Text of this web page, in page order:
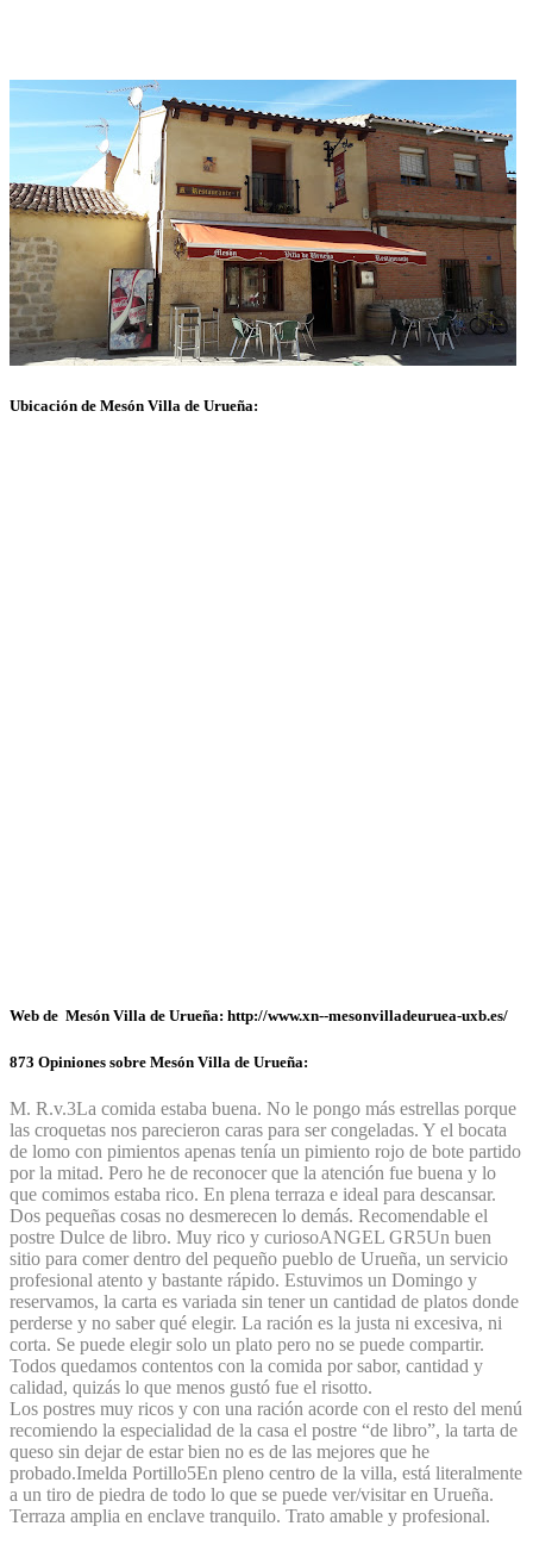
Ubicación de Mesón Villa de Urueña:
Web de Mesón Villa de Urueña: http://www.xn--mesonvilladeuruea-uxb.es/
873 Opiniones sobre Mesón Villa de Urueña:
M. R.v.3La comida estaba buena. No le pongo más estrellas porque
las croquetas nos parecieron caras para ser congeladas. Y el bocata
de lomo con pimientos apenas tenía un pimiento rojo de bote partido
por la mitad. Pero he de reconocer que la atención fue buena y lo
que comimos estaba rico. En plena terraza e ideal para descansar.
Dos pequeñas cosas no desmerecen lo demás. Recomendable el
postre Dulce de libro. Muy rico y curiosoANGEL GR5Un buen
sitio para comer dentro del pequeño pueblo de Urueña, un servicio
profesional atento y bastante rápido. Estuvimos un Domingo y
reservamos, la carta es variada sin tener un cantidad de platos donde
perderse y no saber qué elegir. La ración es la justa ni excesiva, ni
corta. Se puede elegir solo un plato pero no se puede compartir.
Todos quedamos contentos con la comida por sabor, cantidad y
calidad, quizás lo que menos gustó fue el risotto.
Los postres muy ricos y con una ración acorde con el resto del menú
recomiendo la especialidad de la casa el postre “de libro”, la tarta de
queso sin dejar de estar bien no es de las mejores que he
probado.Imelda Portillo5En pleno centro de la villa, está literalmente
a un tiro de piedra de todo lo que se puede ver/visitar en Urueña.
Terraza amplia en enclave tranquilo. Trato amable y profesional.